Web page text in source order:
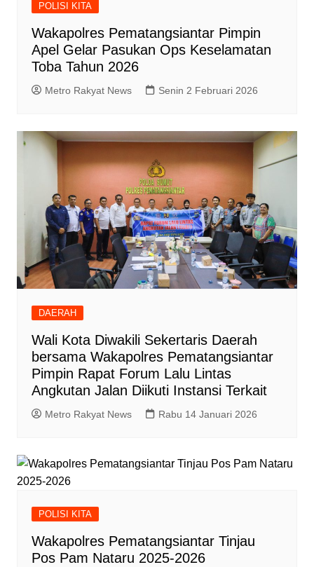
POLISI KITA
Wakapolres Pematangsiantar Pimpin
Apel Gelar Pasukan Ops Keselamatan
Toba Tahun 2026
Metro Rakyat News Senin 2 Februari 2026
DAERAH
Wali Kota Diwakili Sekertaris Daerah
bersama Wakapolres Pematangsiantar
Pimpin Rapat Forum Lalu Lintas
Angkutan Jalan Diikuti Instansi Terkait
Metro Rakyat News Rabu 14 Januari 2026
POLISI KITA
Wakapolres Pematangsiantar Tinjau
Pos Pam Nataru 2025-2026